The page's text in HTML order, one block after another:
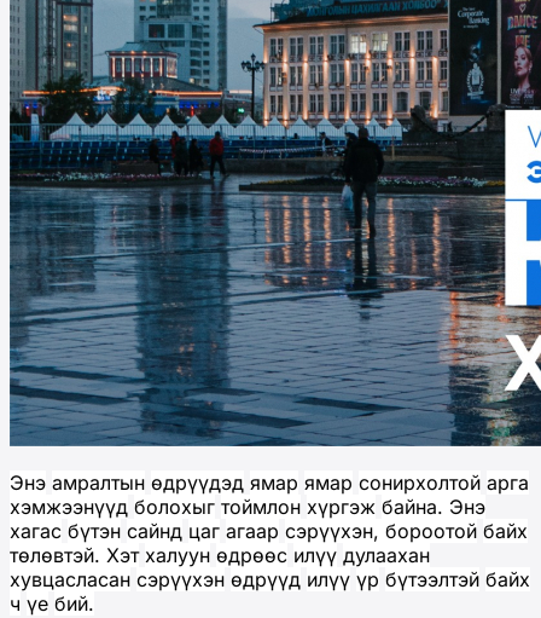
Энэ амралтын өдрүүдэд ямар ямар сонирхолтой арга
хэмжээнүүд болохыг тоймлон хүргэж байна. Энэ
хагас бүтэн сайнд цаг агаар сэрүүхэн, бороотой байх
төлөвтэй. Хэт халуун өдрөөс илүү дулаахан
хувцасласан сэрүүхэн өдрүүд илүү үр бүтээлтэй байх
ч үе бий.